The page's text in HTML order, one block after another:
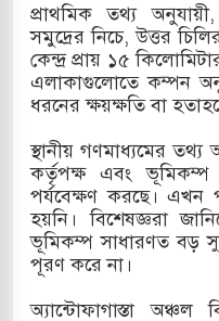
ইয়েমেন উপকূলে হামলার
পর্যালোচনায় পোশাক রপ্তানিতে
জুলাই গণঅভ্যুত্থান
একমাত্র আসামি
প্রাথমিক তথ্য
সমুদ্রের নিচে, উত্তর
কেন্দ্র প্রায় ১৫
এলাকাগুলোতে কম্পন
ধরনের ক্ষয়ক্ষতি বা
স্থানীয় গণমাধ্যমের তথ্য
কর্তৃপক্ষ এবং ভূমিকম্প
পর্যবেক্ষণ করছে। এখন
হয়নি। বিশেষজ্ঞরা
ভূমিকম্প সাধারণত বড়
পূরণ করে না।
অ্যান্টোফাগাস্তা অঞ্চল